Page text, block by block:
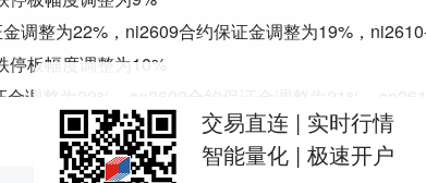
交易直连 | 实时行情
智能量化 | 极速开户
调整为22%， ni2609合约保证金调整为19%，
停板幅度调整为10%
调整为22%，
跌停板幅度调整为12%
金调整为22%，zn2609合约保证金调整为18%，